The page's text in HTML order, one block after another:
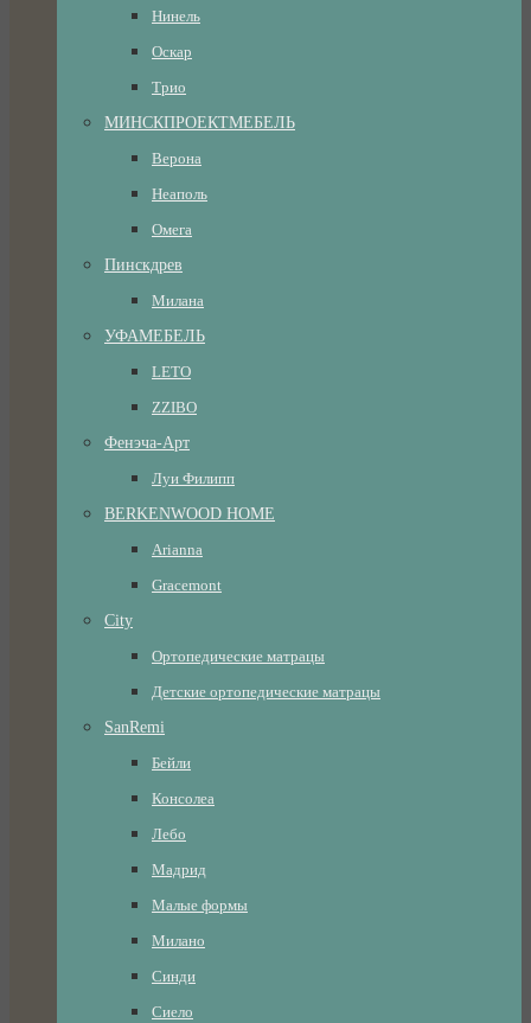
Нинель
Оскар
Трио
МИНСКПРОЕКТМЕБЕЛЬ
Верона
Неаполь
Омега
Пинскдрев
Милана
УФАМЕБЕЛЬ
LETO
ZZIBO
Фенэча-Арт
Луи Филипп
BERKENWOOD HOME
Arianna
Gracemont
City
Ортопедические матрацы
Детские ортопедические матрацы
SanRemi
Бейли
Консолеа
Лебо
Мадрид
Малые формы
Милано
Синди
Сиело